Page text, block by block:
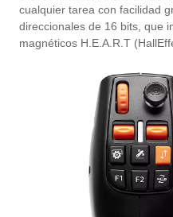
cualquier tarea con facilidad
direccionales de 16 bits, que
magnéticos H.E.A.R.T